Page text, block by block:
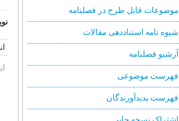
موضوعات قابل طرح در فصلنامه
شیوه نامه استناددهی مقالات
آرشیو فصلنامه
فهرست موضوعی
فهرست پدیدآورندگان